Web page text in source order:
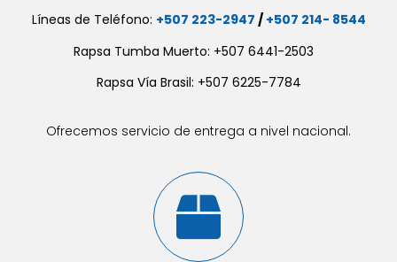
Líneas de Teléfono: +507 223-2947 / +507 214- 8544
Rapsa Tumba Muerto: +507 6441-2503
Rapsa Vía Brasil: +507 6225-7784
Ofrecemos servicio de entrega a nivel nacional.